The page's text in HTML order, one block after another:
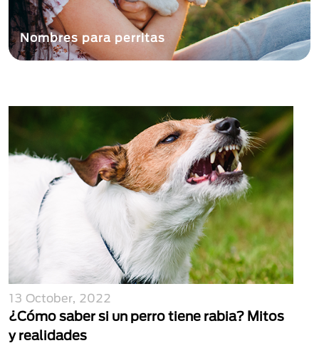
Nombres para perritas
13 October, 2022
¿Cómo saber si un perro tiene rabia? Mitos
y realidades